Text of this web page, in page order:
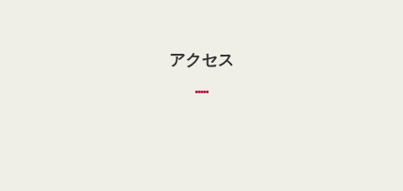
アクセス